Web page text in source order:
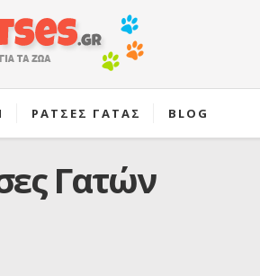
ΡΑΤΣΕΣ ΓΑΤΑΣ BLOG
Γατών